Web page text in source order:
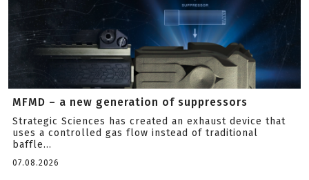
MFMD – a new generation of suppressors
Strategic Sciences has created an exhaust device that
uses a controlled gas flow instead of traditional
baffle...
07.08.2026